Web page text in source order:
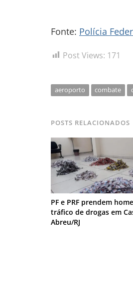
Fonte: Polícia
Post Views: 171
aeroporto combate
POSTS RELACIONADOS
PF e PRF prendem
tráfico de drogas em
Abreu/RJ